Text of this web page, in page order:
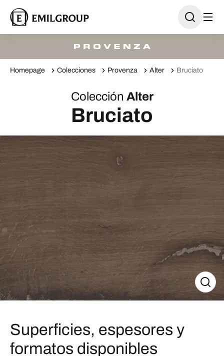
Homepage Colecciones Provenza Alter Bruciato
Colección Alter
Bruciato
Superficies, espesores y
formatos disponibles